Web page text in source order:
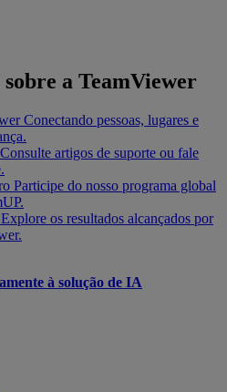
a TeamViewer
Conectando pessoas, lugares e
Consulte artigos de suporte ou fale
Participe do nosso programa global
Explore os resultados alcançados por
à solução de IA